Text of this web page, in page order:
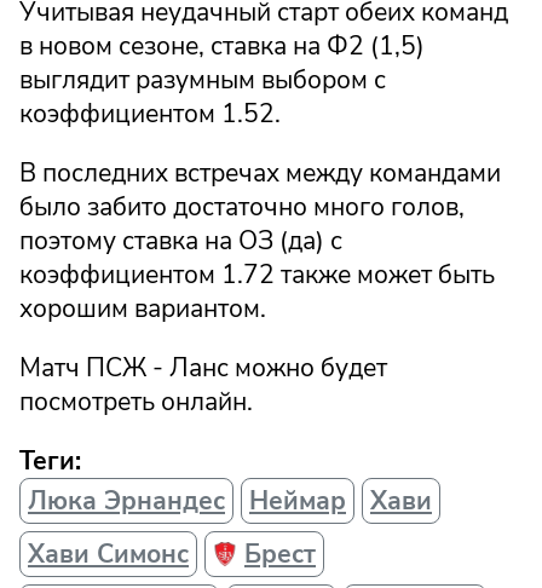
Учитывая неудачный старт обеих команд
в новом сезоне, ставка на Ф2 (1,5)
выглядит разумным выбором с
коэффициентом 1.52.
В последних встречах между командами
было забито достаточно много голов,
поэтому ставка на ОЗ (да) с
коэффициентом 1.72 также может быть
хорошим вариантом.
Матч ПСЖ - Ланс можно будет
посмотреть онлайн.
Теги:
Люка Эрнандес
Неймар
Хави
Хави Симонс
Брест